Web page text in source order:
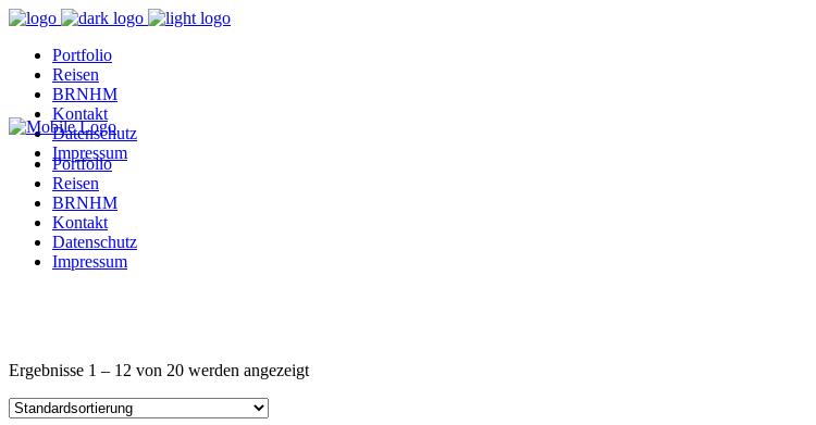
Portfolio
Reisen
BRNHM
Kontakt
Datenschutz
Impressum
Portfolio
Reisen
BRNHM
Kontakt
Datenschutz
Impressum
Ergebnisse 1 – 12 von 20 werden angezeigt